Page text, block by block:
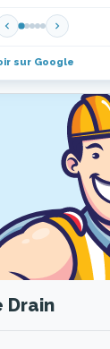
sur Google
Drain